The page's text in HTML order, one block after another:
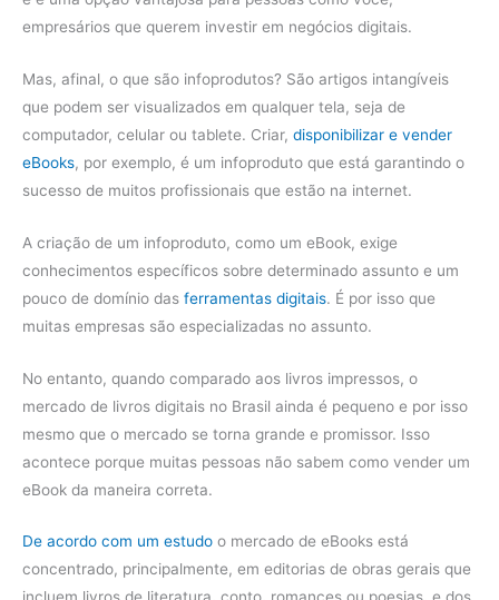
empresários que querem investir em negócios digitais.
Mas, afinal, o que são infoprodutos? São artigos intangíveis
que podem ser visualizados em qualquer tela, seja de
computador, celular ou tablete. Criar, disponibilizar e vender
eBooks, por exemplo, é um infoproduto que está garantindo o
sucesso de muitos profissionais que estão na internet.
A criação de um infoproduto, como um eBook, exige
conhecimentos específicos sobre determinado assunto e um
pouco de domínio das ferramentas digitais. É por isso que
muitas empresas são especializadas no assunto.
No entanto, quando comparado aos livros impressos, o
mercado de livros digitais no Brasil ainda é pequeno e por isso
mesmo que o mercado se torna grande e promissor. Isso
acontece porque muitas pessoas não sabem como vender um
eBook da maneira correta.
De acordo com um estudo o mercado de eBooks está
concentrado, principalmente, em editorias de obras gerais que